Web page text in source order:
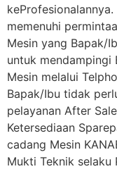
memenuhi
Mesin yang Bapak/
untuk mendampingi
Mesin melalui
Bapak/Ibu tidak
pelayanan After
Ketersediaan
cadang Mesin
Mukti Teknik selaku